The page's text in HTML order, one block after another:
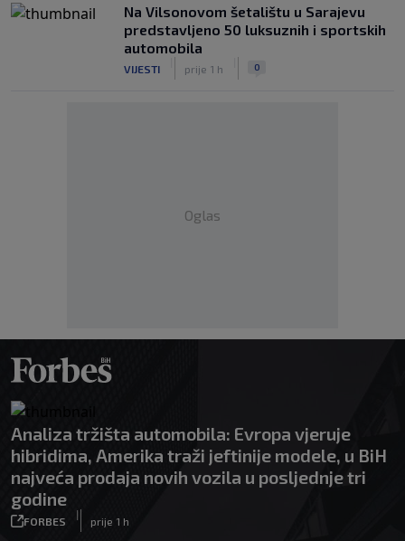
Na Vilsonovom šetalištu u Sarajevu
predstavljeno 50 luksuznih i sportskih
automobila
VIJESTI prije 1 h 0
Oglas
Analiza tržišta automobila: Evropa vjeruje
hibridima, Amerika traži jeftinije modele, u BiH
najveća prodaja novih vozila u posljednje tri
godine
FORBES
|
prije 1 h